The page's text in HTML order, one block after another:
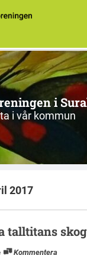
i
i vår kommun
2017
talltitans
Kommentera